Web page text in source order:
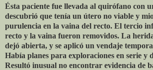
Ésta paciente fue llevada al quirófano con
descubrió que tenía un útero no viable y
purulencia en la vaina del recto. El tercio
recto y la vaina fueron removidos. La
dejó abierta, y se aplicó un vendaje
Había planes para exploraciones en serie y
Resultó inusual no encontrar evidencia de